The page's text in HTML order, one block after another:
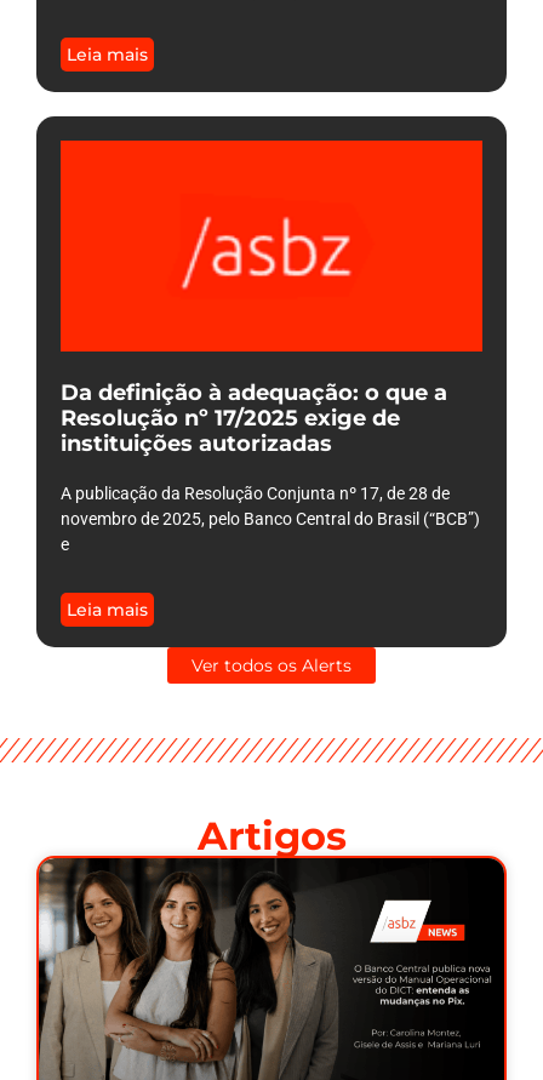
Leia mais
Da definição à adequação: o que a
Resolução nº 17/2025 exige de
instituições autorizadas
A publicação da Resolução Conjunta nº 17, de 28 de
novembro de 2025, pelo Banco Central do Brasil (“BCB”)
e
Leia mais
Ver todos os Alerts
Artigos